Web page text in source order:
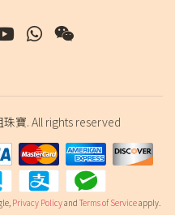
珠寶. All rights reserved
Privacy Policyand Terms of Serviceapply.